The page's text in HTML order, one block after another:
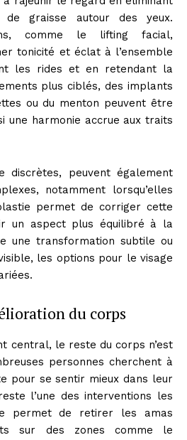
de graisse autour des yeux.
comme le lifting facial,
tonicité et éclat à l’ensemble
les rides et en retendant la
plus ciblés, des implants
ou du menton peuvent être
une harmonie accrue aux traits
discrètes, peuvent également
notamment lorsqu’elles
permet de corriger cette
un aspect plus équilibré à la
une transformation subtile ou
les options pour le visage
du corps
central, le reste du corps n’est
personnes cherchent à
pour se sentir mieux dans leur
l’une des interventions les
permet de retirer les amas
sur des zones comme le